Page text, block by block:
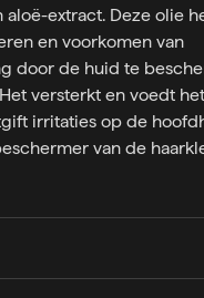
aloë-extract. Deze olie
en voorkomen van
door de huid te
versterkt en voedt
irritaties op de
van de